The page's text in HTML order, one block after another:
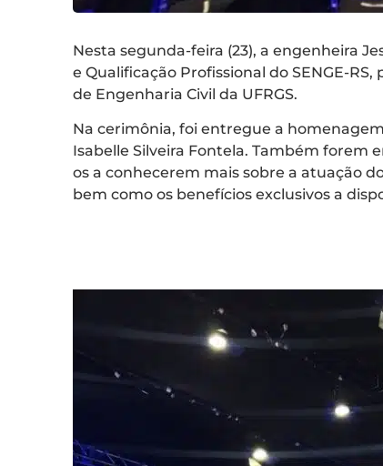
Nesta segunda-feira (23), a engenheira
e Qualificação Profissional do SENGE-
de Engenharia Civil da UFRGS.
Na cerimônia, foi entregue a
Isabelle Silveira Fontela. Também forem
os a conhecerem mais sobre a atuação
bem como os benefícios exclusivos a